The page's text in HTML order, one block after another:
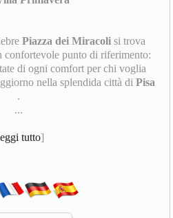
Piazza dei Miracolisi trova
punto di riferimento:
di ogni comfort per chi voglia
nella splendida città di Pisa
.
...
tutto]